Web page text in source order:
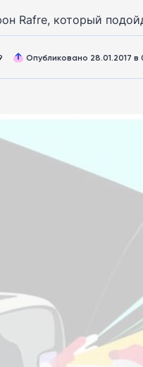
Rafre, который
Опубликовано 28.01.2017 в